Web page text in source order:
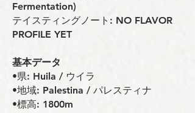
Fermentation)
テイスティングノート: NO FLAVOR
PROFILE YET
基本データ
•県: Huila / ウイラ
•地域: Palestina / パレスティナ
•標高: 1800m